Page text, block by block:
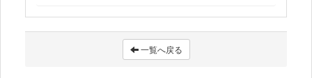
一覧へ戻る